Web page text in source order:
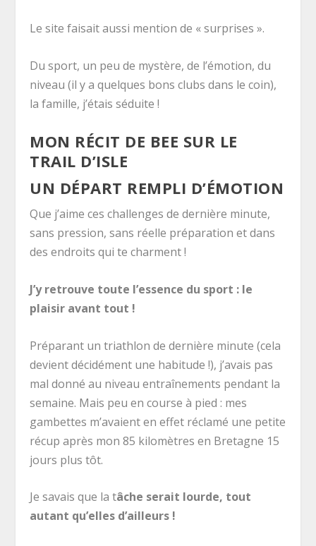
Le site faisait aussi mention de « surprises ».
Du sport, un peu de mystère, de l’émotion, du
niveau (il y a quelques bons clubs dans le coin),
la famille, j’étais séduite !
MON RÉCIT DE BEE SUR LE
TRAIL D’ISLE
UN DÉPART REMPLI D’ÉMOTION
Que j’aime ces challenges de dernière minute,
sans pression, sans réelle préparation et dans
des endroits qui te charment !
J’y retrouve toute l’essence du sport : le
plaisir avant tout !
Préparant un triathlon de dernière minute (cela
devient décidément une habitude !), j’avais pas
mal donné au niveau entraînements pendant la
semaine. Mais peu en course à pied : mes
gambettes m’avaient en effet réclamé une petite
récup après mon 85 kilomètres en Bretagne 15
jours plus tôt.
Je savais que la tâche serait lourde, tout
autant qu’elles d’ailleurs !